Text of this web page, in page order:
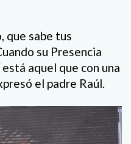
que sabe tus
su Presencia
aquel que con una
el padre Raúl.